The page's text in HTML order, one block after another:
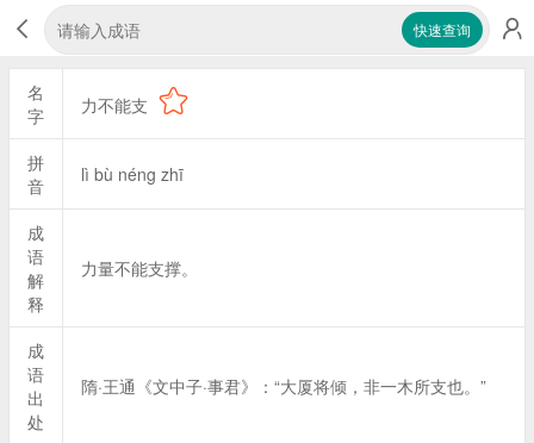
快速查询
名
字
力不能支
拼
音
lì bù néng zhī
成
语
解
释
力量不能支撑。
成
语
出
处
隋·王通《文中子·事君》：“大厦将倾，非一木所支也。”